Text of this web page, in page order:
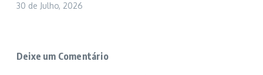
30 de Julho, 2026
Deixe um Comentário